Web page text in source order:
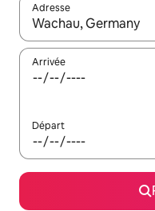
Adresse
Lorsque les résultats
Arrivée
Départ